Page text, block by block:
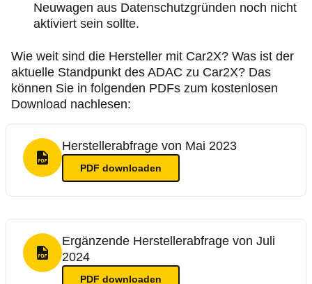
Neuwagen aus Datenschutzgründen noch nicht
aktiviert sein sollte.
Wie weit sind die Hersteller mit Car2X? Was ist der
aktuelle Standpunkt des ADAC zu Car2X? Das
können Sie in folgenden PDFs zum kostenlosen
Download nachlesen:
PDF Format
Herstellerabfrage von Mai 2023
PDF downloaden
PDF Format
Ergänzende Herstellerabfrage von Juli
2024
PDF downloaden